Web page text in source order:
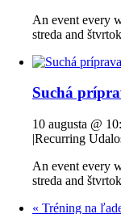
An event every
streda and
Suchá
10 augusta @
|Recurring
An event every
streda and
« Tréning na